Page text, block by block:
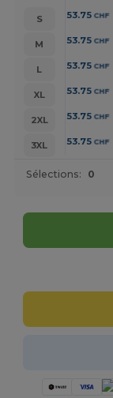
S 53.75 CHF
M
53.75 CHF
L
53.75 CHF
XL
53.75 CHF
2XL
53.75 CHF
3XL
53.75 CHF
Sélections: 0